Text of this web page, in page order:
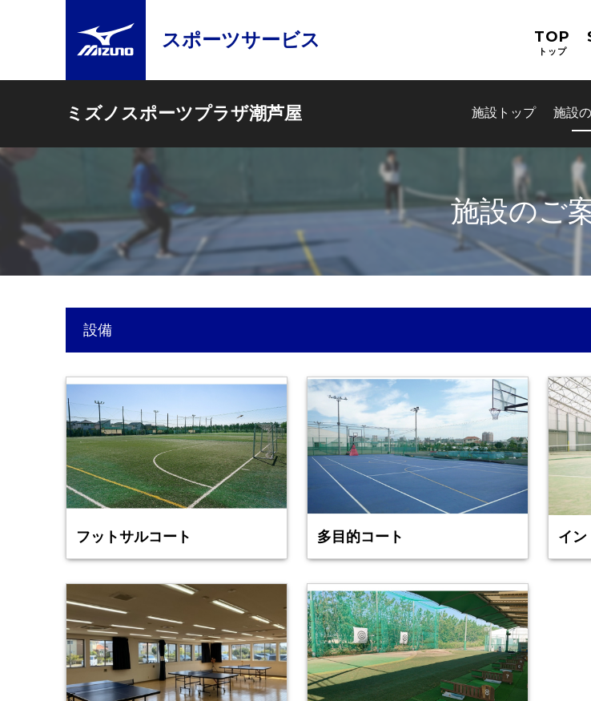
スポーツサービス TOP
トップ
ミズノスポーツプラザ潮芦屋 施設トップ 施設
施設のご
設備
フットサルコート 多目的コート イン